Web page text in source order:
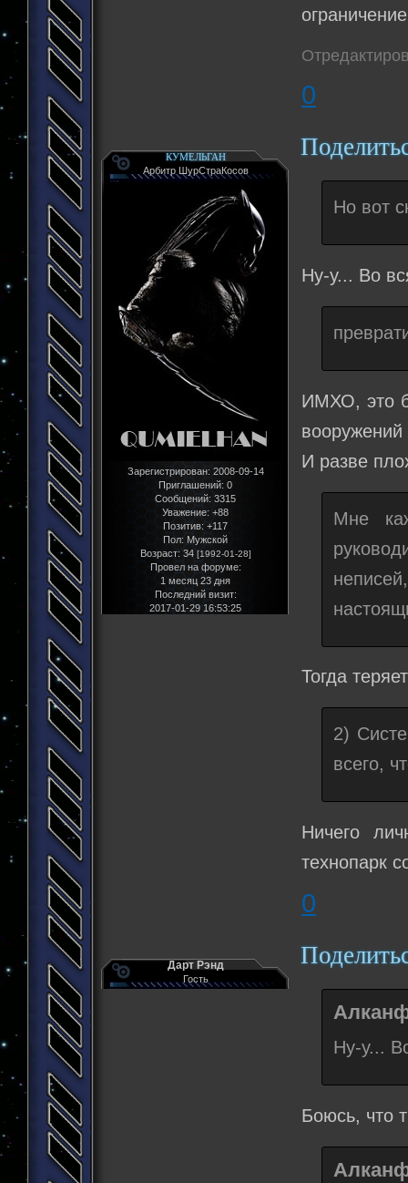
0
КУМЕЛЬГАН
Арбитр ШурСтраКосов
Зарегистрирован: 2008-09-14
Приглашений: 0
Сообщений: 3315
Уважение: +88
Позитив: +117
Пол: Мужской
Возраст: 34 [1992-01-28]
Провел на форуме:
1 месяц 23 дня
Последний визит:
2017-01-29 16:53:25
Но вот
Ну-у... Во
ИМХО, это
И разве
Мне
Тогда
2)
всего,
Ничего
технопарк
0
Дарт Рэнд
Гость
Ну-у...
Боюсь, что